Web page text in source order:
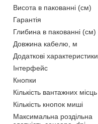
Висота в пакованні (см)
Гарантія
Глибина в пакованні (см)
Довжина кабелю, м
Додаткові характеристики
Інтерфейс
Кнопки
Кількість вантажних місць
Кількість кнопок миші
Максимальна роздільна